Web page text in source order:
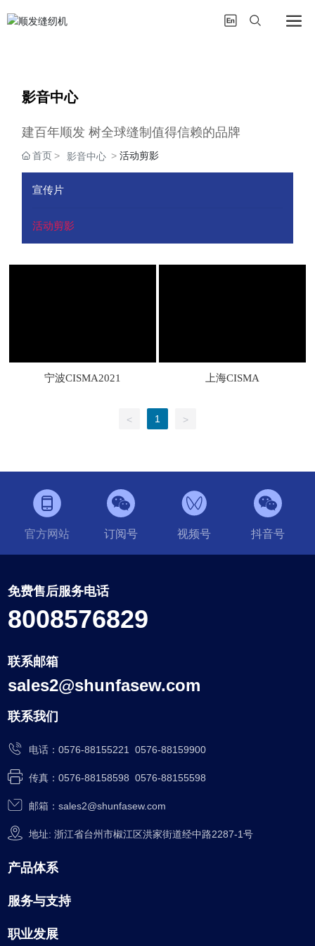
影音中心
建百年顺发 树全球缝制值得信赖的品牌
首页 影音中心 活动剪影
宣传片
活动剪影
宁波CISMA2021 上海CISMA
< 1 >
官方网站 订阅号 视频号 抖音号
免费售后服务电话
8008576829
联系邮箱
sales2@shunfasew.com
联系我们
电话：0576-88155221 0576-88159900
传真：0576-88158598 0576-88155598
邮箱：sales2@shunfasew.com
地址: 浙江省台州市椒江区洪家街道经中路2287-1号
产品体系
服务与支持
职业发展